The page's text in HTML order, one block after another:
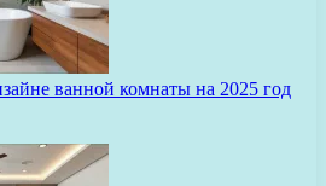
ванной комнаты на 2025 год